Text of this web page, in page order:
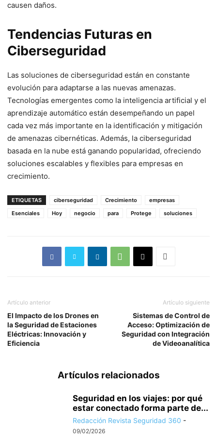
causen daños.
Tendencias Futuras en
Ciberseguridad
Las soluciones de ciberseguridad están en constante
evolución para adaptarse a las nuevas amenazas.
Tecnologías emergentes como la inteligencia artificial y el
aprendizaje automático están desempeñando un papel
cada vez más importante en la identificación y mitigación
de amenazas cibernéticas. Además, la ciberseguridad
basada en la nube está ganando popularidad, ofreciendo
soluciones escalables y flexibles para empresas en
crecimiento.
ETIQUETAS ciberseguridad Crecimiento
empresas
Esenciales
Hoy negocio para Protege soluciones
Artículo anterior
El Impacto de los Drones en
la Seguridad de Estaciones
Eléctricas: Innovación y
Eficiencia
Artículo siguiente
Sistemas de Control de
Acceso: Optimización de
Seguridad con Integración
de Videoanalítica
Artículos relacionados
Seguridad en los viajes: por qué
estar conectado forma parte de...
Redacción Revista Seguridad 360 -
09/02/2026